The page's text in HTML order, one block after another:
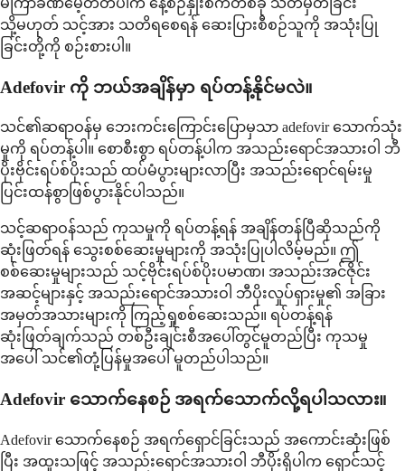
သို့မဟုတ် သင့်အား သတိရစေရန် ဆေးပြားစီစဉ်သူကို အသုံးပြု
ခြင်းတို့ကို စဉ်းစားပါ။
Adefovir ကို ဘယ်အချိန်မှာ ရပ်တန့်နိုင်မလဲ။
သင်၏ဆရာဝန်မှ ဘေးကင်းကြောင်းပြောမှသာ adefovir သောက်သုံး
မှုကို ရပ်တန့်ပါ။ စောစီးစွာ ရပ်တန့်ပါက အသည်းရောင်အသားဝါ ဘီ
ပိုးဗိုင်းရပ်စ်ပိုးသည် ထပ်မံပွားများလာပြီး အသည်းရောင်ရမ်းမှု
ပြင်းထန်စွာဖြစ်ပွားနိုင်ပါသည်။
သင့်ဆရာဝန်သည် ကုသမှုကို ရပ်တန့်ရန် အချိန်တန်ပြီဆိုသည်ကို
ဆုံးဖြတ်ရန် သွေးစစ်ဆေးမှုများကို အသုံးပြုပါလိမ့်မည်။ ဤ
စစ်ဆေးမှုများသည် သင့်ဗိုင်းရပ်စ်ပိုးပမာဏ၊ အသည်းအင်ဇိုင်း
အဆင့်များနှင့် အသည်းရောင်အသားဝါ ဘီပိုးလှုပ်ရှားမှု၏ အခြား
အမှတ်အသားများကို ကြည့်ရှုစစ်ဆေးသည်။ ရပ်တန့်ရန်
ဆုံးဖြတ်ချက်သည် တစ်ဦးချင်းစီအပေါ်တွင်မူတည်ပြီး ကုသမှု
အပေါ် သင်၏တုံ့ပြန်မှုအပေါ် မူတည်ပါသည်။
Adefovir သောက်နေစဉ် အရက်သောက်လို့ရပါသလား။
Adefovir သောက်နေစဉ် အရက်ရှောင်ခြင်းသည် အကောင်းဆုံးဖြစ်
ပြီး အထူးသဖြင့် အသည်းရောင်အသားဝါ ဘီပိုးရှိပါက ရှောင်သင့်